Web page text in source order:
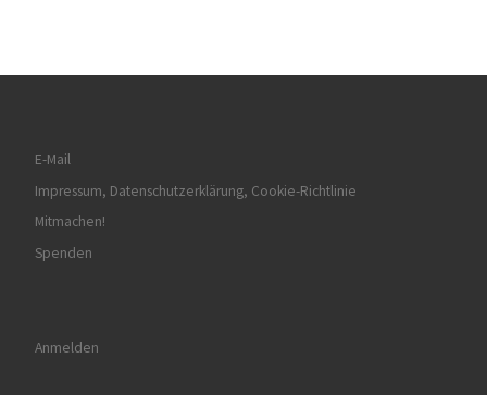
E-Mail
Impressum, Datenschutzerklärung, Cookie-Richtlinie
Mitmachen!
Spenden
Anmelden